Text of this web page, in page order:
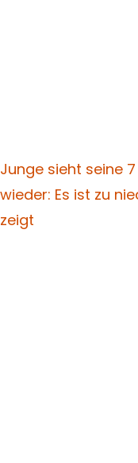
Junge sieht seine
wieder: Es ist zu
zeigt